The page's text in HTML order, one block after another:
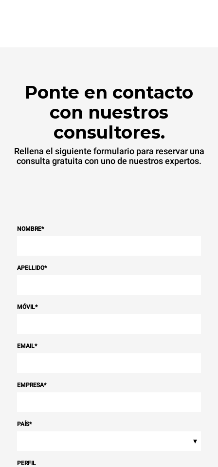
Ponte en contacto
con nuestros
consultores.
Rellena el siguiente formulario para reservar una
consulta gratuita con uno de nuestros expertos.
NOMBRE*
APELLIDO*
MÓVIL*
EMAIL*
EMPRESA*
PAÍS*
▾
PERFIL